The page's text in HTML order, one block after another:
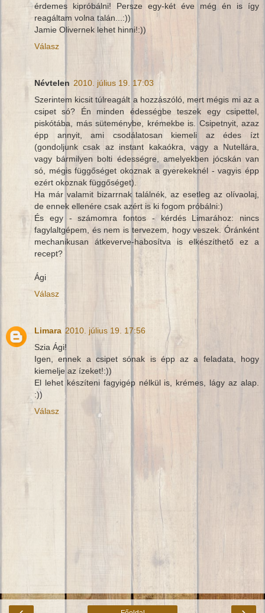
érdemes kipróbálni! Persze egy-két éve még én is így
reagáltam volna talán...:))
Jamie Olivernek lehet hinni!:))
Válasz
Névtelen 2010. július 19. 17:03
Szerintem kicsit túlreagált a hozzászóló, mert mégis mi az a
csipet só? Én minden édességbe teszek egy csipettel,
piskótába, más süteménybe, krémekbe is. Csipetnyit, azaz
épp annyit, ami csodálatosan kiemeli az édes ízt
(gondoljunk csak az instant kakaókra, vagy a Nutellára,
vagy bármilyen bolti édességre, amelyekben jócskán van
só, mégis függőséget okoznak a gyerekeknél - vagyis épp
ezért okoznak függőséget).
Ha már valamit bizarrnak találnék, az esetleg az olívaolaj,
de ennek ellenére csak azért is ki fogom próbálni:)
És egy - számomra fontos - kérdés Limarához: nincs
fagylaltgépem, és nem is tervezem, hogy veszek. Óránként
mechanikusan átkeverve-habosítva is elkészíthető ez a
recept?
Ági
Válasz
Limara 2010. július 19. 17:56
Szia Ági!
Igen, ennek a csipet sónak is épp az a feladata, hogy
kiemelje az ízeket!:))
El lehet készíteni fagyigép nélkül is, krémes, lágy az alap.
:))
Válasz